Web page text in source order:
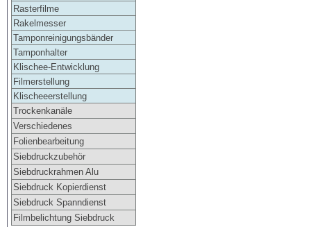
Rasterfilme
Rakelmesser
Tamponreinigungsbänder
Tamponhalter
Klischee-Entwicklung
Filmerstellung
Klischeeerstellung
Trockenkanäle
Verschiedenes
Folienbearbeitung
Siebdruckzubehör
Siebdruckrahmen Alu
Siebdruck Kopierdienst
Siebdruck Spanndienst
Filmbelichtung Siebdruck